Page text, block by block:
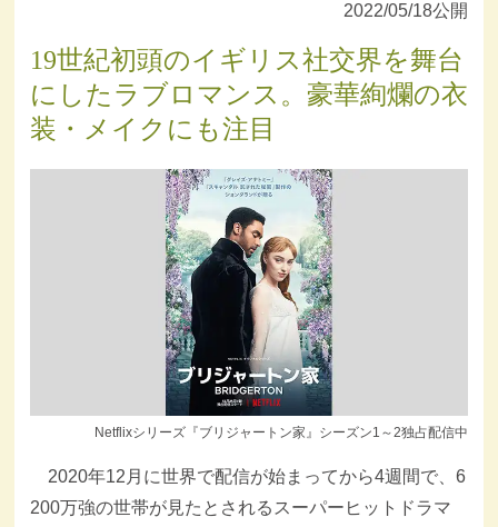
2022/05/18公開
19世紀初頭のイギリス社交界を舞台
にしたラブロマンス。豪華絢爛の衣
装・メイクにも注目
Netflixシリーズ『ブリジャートン家』シーズン1～2独占配信中
2020年12月に世界で配信が始まってから4週間で、6
200万強の世帯が見たとされるスーパーヒットドラマ